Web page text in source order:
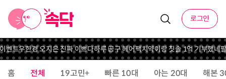
로그인
벤트우한경 오지은 진짜 이쁘다하루 공구 헤어팩치약이랑 칫솔 1억 기부했네팔
홈 전체 19고민+ 빠른 10대 아는 20대 해본